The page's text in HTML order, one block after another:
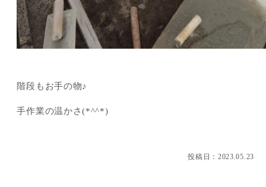
階段もお手の物♪
手作業の温かさ(*^^*)
投稿日： 2023.05.23